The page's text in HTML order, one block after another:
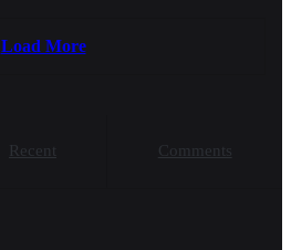
Load More
Recent Comments